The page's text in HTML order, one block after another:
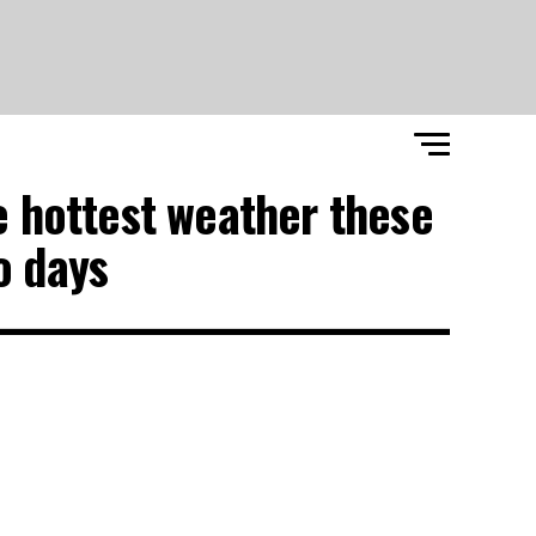
hottest weather these